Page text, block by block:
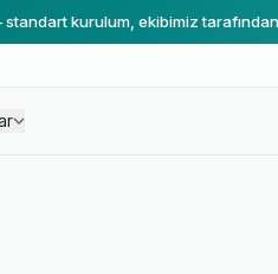
kurulum, ekibimiz tarafından